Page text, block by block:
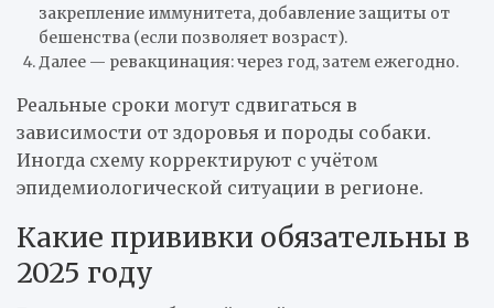
закрепление иммунитета, добавление защиты от
бешенства (если позволяет возраст).
Далее — ревакцинация: через год, затем ежегодно.
Реальные сроки могут сдвигаться в
зависимости от здоровья и породы собаки.
Иногда схему корректируют с учётом
эпидемиологической ситуации в регионе.
Какие прививки обязательны в
2025 году